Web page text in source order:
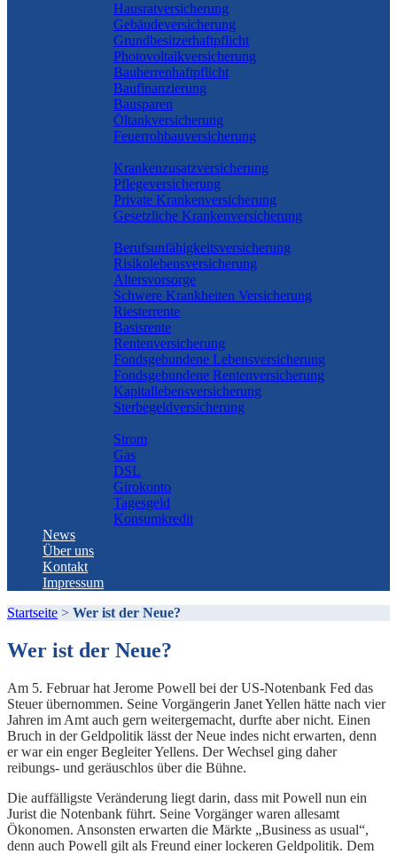
Hausratversicherung
Gebäudeversicherung
Grundbesitzerhaftpflicht
Photovoltaikversicherung
Bauherrenhaftpflicht
Baufinanzierung
Bausparen
Öltankversicherung
Feuerrohbauversicherung
Krankenzusatzversicherung
Pflegeversicherung
Private Krankenversicherung
Gesetzliche Krankenversicherung
Berufs­unfähigkeitsversicherung
Risikolebensversicherung
Altersvorsorge
Schwere Krankheiten Versicherung
Riesterrente
Basisrente
Rentenversicherung
Fondsgebundene Lebensversicherung
Fondsgebundene Rentenversicherung
Kapitallebensversicherung
Sterbegeldversicherung
Strom
Gas
DSL
Girokonto
Tagesgeld
Konsumkredit
News
Über uns
Kontakt
Impressum
Startseite > Wer ist der Neue?
Wer ist der Neue?
Am 5. Februar hat Jerome Powell bei der US-Notenbank Fed das
Steuer übernommen. Seine Vorgängerin Janet Yellen hätte nach vier
Jahren im Amt auch gern weitergemacht, durfte aber nicht. Einen
Bruch in der Geldpolitik lässt der Neue indes nicht erwarten, denn
er war ein enger Begleiter Yellens. Der Wechsel ging daher
reibungs- und geräuschlos über die Bühne.
Die auffälligste Veränderung liegt darin, dass mit Powell nun ein
Jurist die Notenbank führt. Seine Vorgänger waren allesamt
Ökonomen. Ansonsten erwarten die Märkte „Business as usual“,
denn auch Powell gilt als Freund einer lockeren Geldpolitik. Dem